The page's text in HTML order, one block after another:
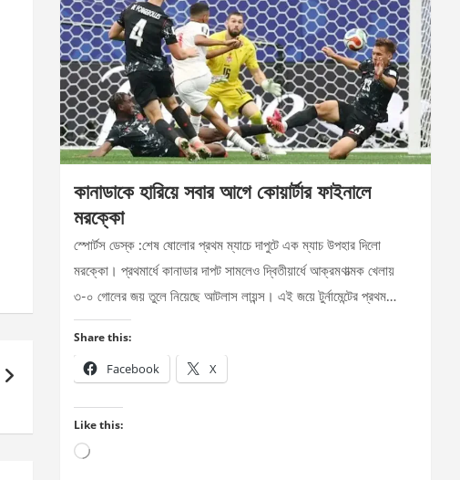
কানাডাকে হারিয়ে সবার আগে কোয়ার্টার ফাইনালে
মরক্কো
স্পোর্টস ডেস্ক :শেষ ষোলোর প্রথম ম্যাচে দাপুটে এক ম্যাচ উপহার দিলো
মরক্কো। প্রথমার্ধে কানাডার দাপট সামলেও দ্বিতীয়ার্ধে আক্রমণাত্মক খেলায়
৩-০ গোলের জয় তুলে নিয়েছে আটলাস লায়ন্স। এই জয়ে টুর্নামেন্টের প্রথম…
Share this:
Facebook X
Like this:
Loading…